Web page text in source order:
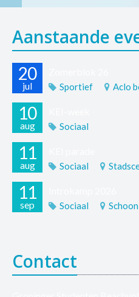
Aanstaande
20
jul Sportief Aclo
10
aug Sociaal
11
aug Sociaal
11
sep Sociaal
Contact